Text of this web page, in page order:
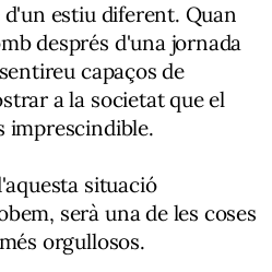
estiu diferent. Quan
després d'una jornada
capaços de
a la societat que el
imprescindible.
situació
serà una de les coses
orgullosos.